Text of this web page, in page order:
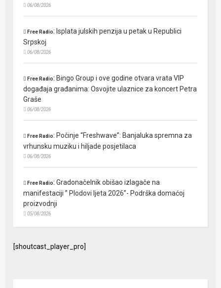
06/08/2026
Free Radio: Isplata julskih penzija u petak u Republici
Srpskoj
06/08/2026
Free Radio: Bingo Group i ove godine otvara vrata VIP
događaja građanima: Osvojite ulaznice za koncert Petra
Graše
06/08/2026
Free Radio: Počinje “Freshwave”: Banjaluka spremna za
vrhunsku muziku i hiljade posjetilaca
06/08/2026
Free Radio:Gradonačelnik obišao izlagače na
manifestaciji ” Plodovi ljeta 2026”- Podrška domaćoj
proizvodnji
05/08/2026
[shoutcast_player_pro]